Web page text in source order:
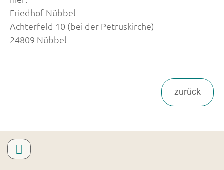
Friedhof Nübbel
Achterfeld 10 (bei der Petruskirche)
24809 Nübbel